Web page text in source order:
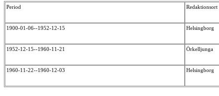
Period Redaktionsort
1900-01-06--1952-12-15 Helsingborg
1952-12-15--1960-11-21 Örkelljunga
1960-11-22--1960-12-03 Helsingborg